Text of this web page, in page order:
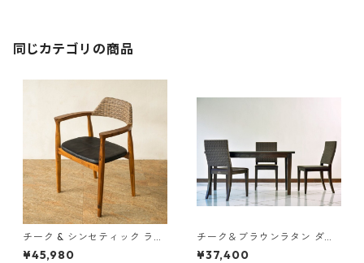
同じカテゴリの商品
チーク & シンセティック ラタ
ン ダイニングチェア
¥45,980
チーク＆ブラウンラタン ダイ
ニングチェア
¥37,400